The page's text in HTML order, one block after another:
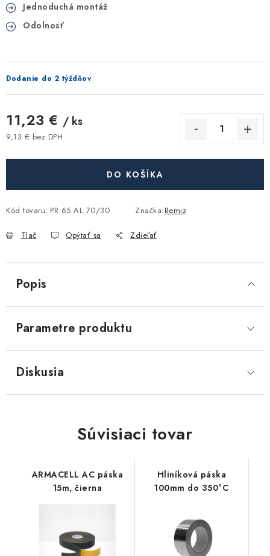
Kúpeľňa a sanita
Akcie, Zľavy
Kontakty Poštovné a doprava
Reklamačné podmienky
Podmienky ochrany osobných údajov
Obchodné podmienky požičovne náradia
Jednoduchá montáž
Odolnosť
Dodanie do 2 týždňov
11,23 € / ks
9,13 € bez DPH
DO KOŠÍKA
Kód tovaru: PR 65 AL 70/30 Značka:Remiz
Tlač Opýtať sa Zdieľať
Popis
Parametre produktu
Diskusia
Súvisiaci tovar
ARMACELL AC páska
15m, čierna
Hliníková páska
100mm do 350°C